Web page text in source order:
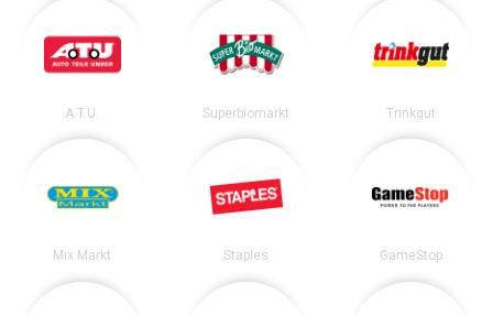
A.T.U. Superbiomarkt Trinkgut
Mix Markt Staples GameStop